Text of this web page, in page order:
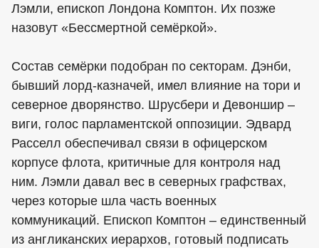
Лэмли, епископ Лондона Комптон. Их позже
назовут «Бессмертной семёркой».
Состав семёрки подобран по секторам. Дэнби,
бывший лорд-казначей, имел влияние на тори и
северное дворянство. Шрусбери и Девоншир –
виги, голос парламентской оппозиции. Эдвард
Расселл обеспечивал связи в офицерском
корпусе флота, критичные для контроля над
ним. Лэмли давал вес в северных графствах,
через которые шла часть военных
коммуникаций. Епископ Комптон – единственный
из англиканских иерархов, готовый подписать